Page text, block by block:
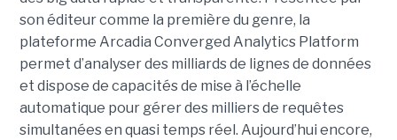
son éditeur comme la première du genre, la
plateforme Arcadia Converged Analytics Platform
permet d’analyser des milliards de lignes de données
et dispose de capacités de mise à l’échelle
automatique pour gérer des milliers de requêtes
simultanées en quasi temps réel. Aujourd’hui encore,